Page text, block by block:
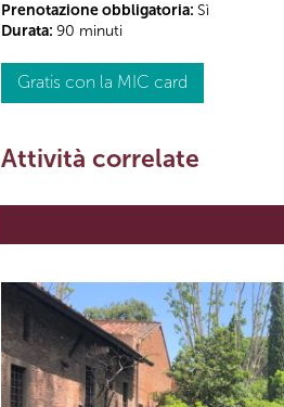
Prenotazione obbligatoria: Sì
Durata: 90 minuti
Gratis con la MIC card
Attività correlate